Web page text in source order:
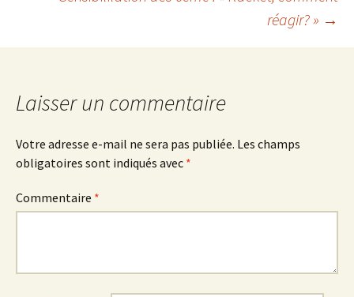
des
articles
réagir? » →
Laisser un commentaire
Votre adresse e-mail ne sera pas publiée. Les champs
obligatoires sont indiqués avec *
Commentaire *